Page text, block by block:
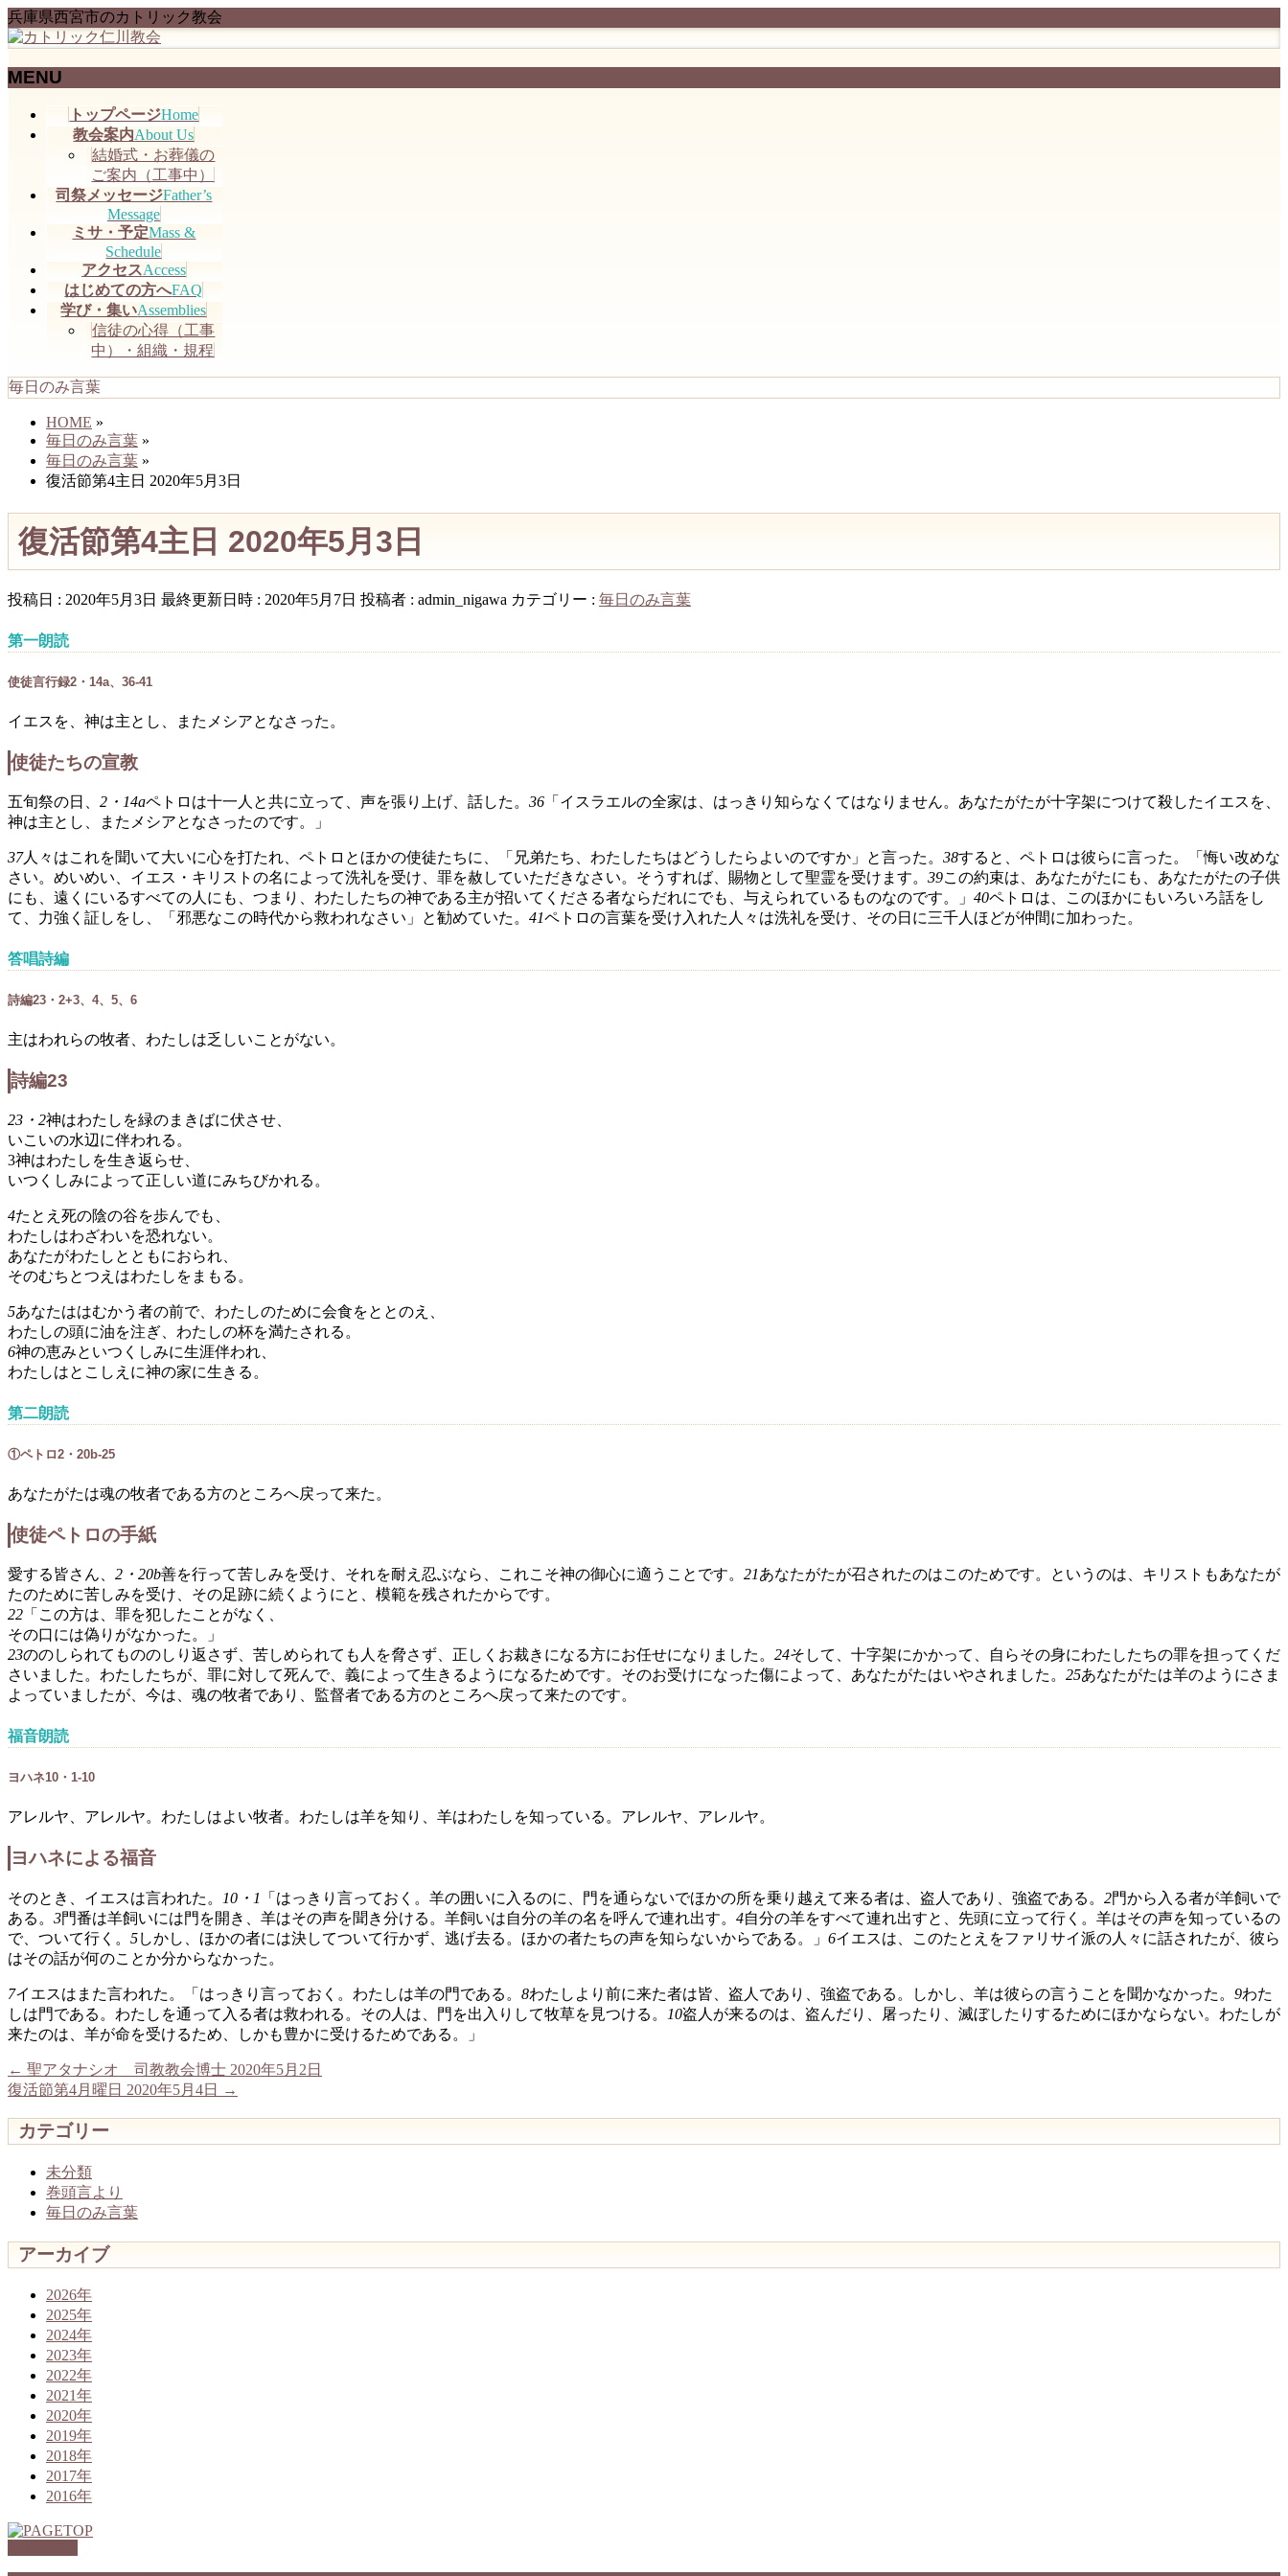
兵庫県西宮市のカトリック教会
MENU
トップページHome
教会案内About Us
結婚式・お葬儀の
ご案内（工事中）
司祭メッセージFather’s
Message
ミサ・予定Mass &
Schedule
アクセスAccess
はじめての方へFAQ
学び・集いAssemblies
信徒の心得（工事
中）・組織・規程
毎日のみ言葉
HOME »
毎日のみ言葉 »
毎日のみ言葉 »
復活節第4主日 2020年5月3日
復活節第4主日 2020年5月3日
投稿日 : 2020年5月3日 最終更新日時 : 2020年5月7日 投稿者 : admin_nigawa カテゴリー : 毎日のみ言葉
第一朗読
使徒言行録2・14a、36-41
イエスを、神は主とし、またメシアとなさった。
使徒たちの宣教
五旬祭の日、 2・14aペトロは十一人と共に立って、声を張り上げ、話した。 36 「イスラエルの全家は、はっきり知らなくてはなりません。あなたがたが十字架につけて殺したイエスを、
神は主とし、またメシアとなさったのです。」
37人々はこれを聞いて大いに心を打たれ、ペトロとほかの使徒たちに、「兄弟たち、わたしたちはどうしたらよいのですか」と言った。 38すると、ペトロは彼らに言った。「悔い改めな
さい。めいめい、イエス・キリストの名によって洗礼を受け、罪を赦していただきなさい。そうすれば、賜物として聖霊を受けます。 39この約束は、あなたがたにも、あなたがたの子供
にも、遠くにいるすべての人にも、つまり、わたしたちの神である主が招いてくださる者ならだれにでも、与えられているものなのです。」 40ペトロは、このほかにもいろいろ話をし
て、力強く証しをし、「邪悪なこの時代から救われなさい」と勧めていた。 41ペトロの言葉を受け入れた人々は洗礼を受け、その日に三千人ほどが仲間に加わった。
答唱詩編
詩編23・2+3、4、5、6
主はわれらの牧者、わたしは乏しいことがない。
詩編23
23・2神はわたしを緑のまきばに伏させ、
いこいの水辺に伴われる。
3神はわたしを生き返らせ、
いつくしみによって正しい道にみちびかれる。
4たとえ死の陰の谷を歩んでも、
わたしはわざわいを恐れない。
あなたがわたしとともにおられ、
そのむちとつえはわたしをまもる。
5あなたははむかう者の前で、わたしのために会食をととのえ、
わたしの頭に油を注ぎ、わたしの杯を満たされる。
6神の恵みといつくしみに生涯伴われ、
わたしはとこしえに神の家に生きる。
第二朗読
①ペトロ2・20b-25
あなたがたは魂の牧者である方のところへ戻って来た。
使徒ペトロの手紙
愛する皆さん、 2・20b善を行って苦しみを受け、それを耐え忍ぶなら、これこそ神の御心に適うことです。 21あなたがたが召されたのはこのためです。というのは、キリストもあなたが
たのために苦しみを受け、その足跡に続くようにと、模範を残されたからです。
22 「この方は、罪を犯したことがなく、
その口には偽りがなかった。」
23ののしられてもののしり返さず、苦しめられても人を脅さず、正しくお裁きになる方にお任せになりました。 24そして、十字架にかかって、自らその身にわたしたちの罪を担ってくだ
さいました。わたしたちが、罪に対して死んで、義によって生きるようになるためです。そのお受けになった傷によって、あなたがたはいやされました。 25あなたがたは羊のようにさま
よっていましたが、今は、魂の牧者であり、監督者である方のところへ戻って来たのです。
福音朗読
ヨハネ10・1-10
アレルヤ、アレルヤ。わたしはよい牧者。わたしは羊を知り、羊はわたしを知っている。アレルヤ、アレルヤ。
ヨハネによる福音
そのとき、イエスは言われた。 10・1 「はっきり言っておく。羊の囲いに入るのに、門を通らないでほかの所を乗り越えて来る者は、盗人であり、強盗である。 2門から入る者が羊飼いで
ある。 3門番は羊飼いには門を開き、羊はその声を聞き分ける。羊飼いは自分の羊の名を呼んで連れ出す。 4自分の羊をすべて連れ出すと、先頭に立って行く。羊はその声を知っているの
で、ついて行く。 5しかし、ほかの者には決してついて行かず、逃げ去る。ほかの者たちの声を知らないからである。」 6イエスは、このたとえをファリサイ派の人々に話されたが、彼ら
はその話が何のことか分からなかった。
7イエスはまた言われた。「はっきり言っておく。わたしは羊の門である。 8わたしより前に来た者は皆、盗人であり、強盗である。しかし、羊は彼らの言うことを聞かなかった。 9わた
しは門である。わたしを通って入る者は救われる。その人は、門を出入りして牧草を見つける。
10盗人が来るのは、盗んだり、屠ったり、滅ぼしたりするためにほかならない。わたしが
来たのは、羊が命を受けるため、しかも豊かに受けるためである。」
← 聖アタナシオ 司教教会博士 2020年5月2日
復活節第4月曜日 2020年5月4日
→
カテゴリー
未分類
巻頭言より
毎日のみ言葉
アーカイブ
2026年
2025年
2024年
2023年
2022年
2021年
2020年
2019年
2018年
2017年
2016年